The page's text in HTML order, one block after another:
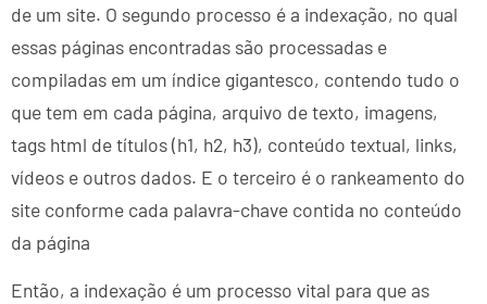
de um site. O segundo processo é a indexação, no qual
essas páginas encontradas são processadas e
compiladas em um índice gigantesco, contendo tudo o
que tem em cada página, arquivo de texto, imagens,
tags html de títulos (h1, h2, h3), conteúdo textual, links,
vídeos e outros dados. E o terceiro é o rankeamento do
site conforme cada palavra-chave contida no conteúdo
da página
Então, a indexação é um processo vital para que as